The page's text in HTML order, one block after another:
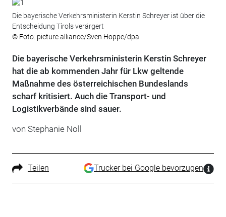
Die bayerische Verkehrsministerin Kerstin Schreyer ist über die
Entscheidung Tirols verärgert
© Foto: picture alliance/Sven Hoppe/dpa
Die bayerische Verkehrsministerin Kerstin Schreyer
hat die ab kommenden Jahr für Lkw geltende
Maßnahme des österreichischen Bundeslands
scharf kritisiert. Auch die Transport- und
Logistikverbände sind sauer.
von Stephanie Noll
Teilen Trucker bei Google bevorzugen